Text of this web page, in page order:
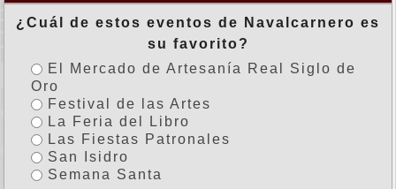
¿Cuál de estos eventos de Navalcarnero es
su favorito?
El Mercado de Artesanía Real Siglo de
Oro
Festival de las Artes
La Feria del Libro
Las Fiestas Patronales
San Isidro
Semana Santa